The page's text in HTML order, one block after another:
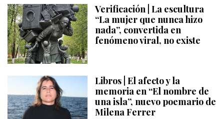
Verificación | La escultura
“La mujer que nunca hizo
nada”, convertida en
fenómeno viral, no existe
Libros | El afecto y la
memoria en “El nombre de
una isla”, nuevo poemario de
Milena Ferrer